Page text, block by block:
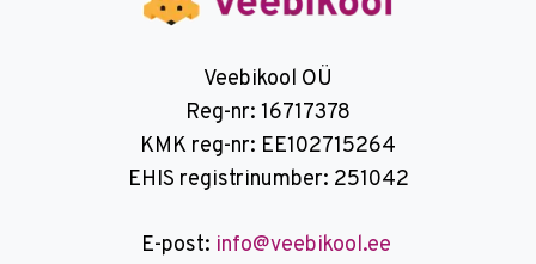
Veebikool OÜ
Reg-nr: 16717378
KMK reg-nr: EE102715264
EHIS registrinumber: 251042
E-post: info@veebikool.ee